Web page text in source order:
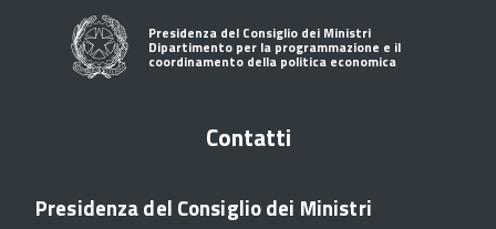
Presidenza del Consiglio dei Ministri
Dipartimento per la programmazione e il
coordinamento della politica economica
Contatti
Presidenza del Consiglio dei Ministri